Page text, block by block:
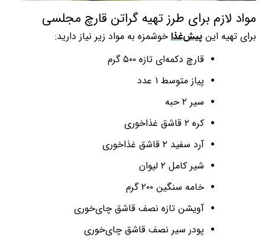
مواد لازم برای طرز تهیه گراتن قارچ مجلسی
برای تهیه این پیش‌غذا خوشمزه به مواد زیر نیاز دارید:
قارچ دکمه‌ای تازه ۵۰۰گرم
پیاز متوسط ۱ عدد
سیر ۲ حبه
کره ۲ قاشق غذاخوری
آرد سفید ۲ قاشق غذاخوری
شیر کامل ۲ لیوان
خامه سنگین ۲۰۰گرم
آویشن تازه نصف قاشق چای‌خوری
پودر سیر نصف قاشق چای‌خوری